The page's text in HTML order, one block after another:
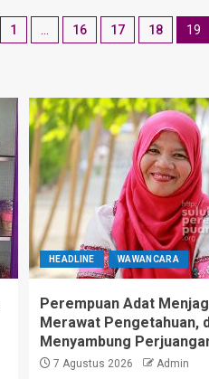
1 16 17 18 19
HEADLINE WAWANCARA
Perempuan Adat
Merawat Pengetahuan,
Menyambung
7 Agustus 2026 Admin